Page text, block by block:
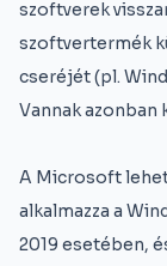
szoftverek
szoftvertermék
cseréjét (pl.
Vannak azonban
A Microsoft
alkalmazza a
2019 esetében,